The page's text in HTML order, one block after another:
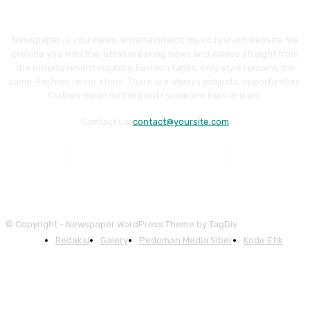
contact@yoursite.com
© Copyright - Newspaper WordPress Theme by TagDiv
Redaksi
Galery Pedoman Media Siber Kode Etik